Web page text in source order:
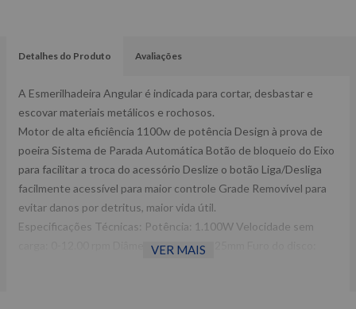
Detalhes do Produto Avaliações
A Esmerilhadeira Angular é indicada para cortar, desbastar e
escovar materiais metálicos e rochosos.
Motor de alta eficiência 1100w de potência Design à prova de
poeira Sistema de Parada Automática Botão de bloqueio do Eixo
para facilitar a troca do acessório Deslize o botão Liga/Desliga
facilmente acessível para maior controle Grade Removível para
evitar danos por detritus, maior vida útil.
Especificações Técnicas: Potência: 1.100W Velocidade sem
carga: 0-12.00 rpm Diâmetro do disco: 125mm Furo do disco:
VER MAIS